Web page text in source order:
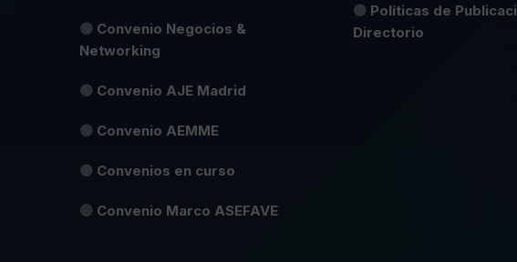
🟢 Convenio Negocios &
Networking
🟢 Convenio AJE Madrid
🟢 Convenio AEMME
🟡 Convenios en curso
🔴 Convenio Marco ASEFAVE
🟡 Políticas de
Directorio